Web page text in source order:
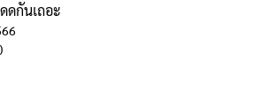
ดกันเถอะ